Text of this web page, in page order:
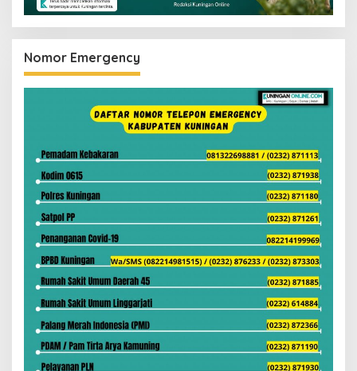
Nomor Emergency